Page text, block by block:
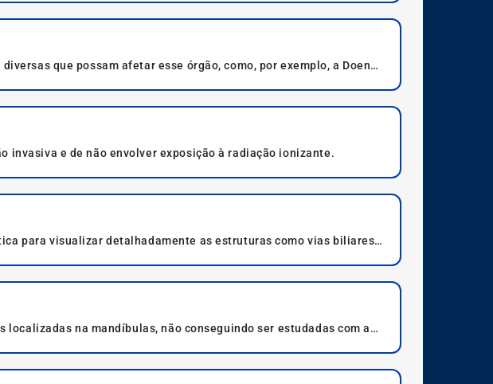
que possam afetar esse órgão, como, por exemplo, a Doença
invasiva e de não envolver exposição à radiação ionizante.
para visualizar detalhadamente as estruturas como vias biliares,
na mandíbulas, não conseguindo ser estudadas com a